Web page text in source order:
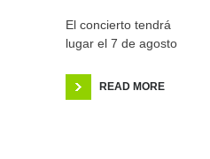
El concierto tendrá
lugar el 7 de agosto
READ MORE